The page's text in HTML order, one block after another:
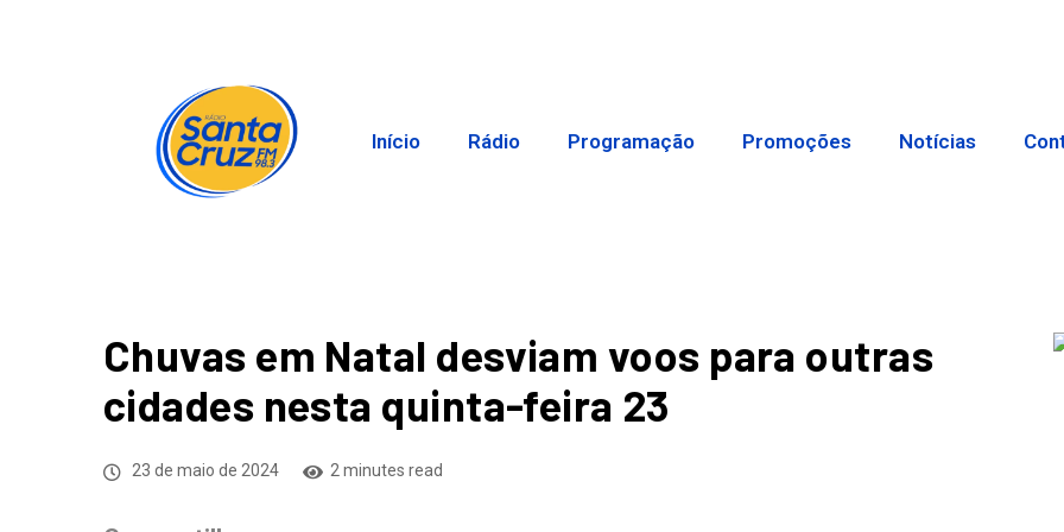
Início Rádio Programação Promoções Notícias
Chuvas em Natal desviam voos para outras
cidades nesta quinta-feira 23
23 de maio de 2024 2 minutes read